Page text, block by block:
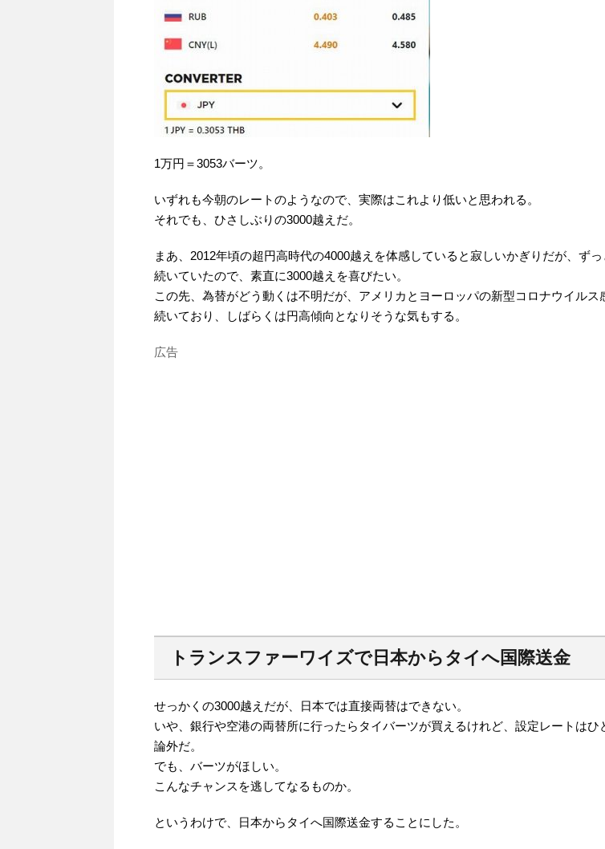
1万円＝3053バーツ。
いずれも今朝のレートのようなので、実際はこれより低いと思われる。
それでも、ひさしぶりの3000越えだ。
まあ、2012年頃の超円高時代の4000越えを体感していると寂しいかぎりだが、ず
続いていたので、素直に3000越えを喜びたい。
この先、為替がどう動くは不明だが、アメリカとヨーロッパの新型コロナウイルス
続いており、しばらくは円高傾向となりそうな気もする。
広告
トランスファーワイズで日本からタイへ国際送金
せっかくの3000越えだが、日本では直接両替はできない。
いや、銀行や空港の両替所に行ったらタイバーツが買えるけれど、設定レートはひ
論外だ。
でも、バーツがほしい。
こんなチャンスを逃してなるものか。
というわけで、日本からタイへ国際送金することにした。